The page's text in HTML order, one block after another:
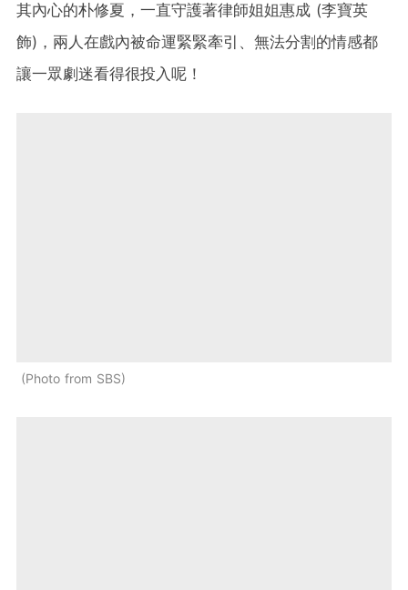
其內心的朴修夏，一直守護著律師姐姐惠成 (李寶英
飾)， 兩人在戲內被命運緊緊牽引、無法分割的情感都
讓一眾劇迷看得很投入呢！
Photo from SBS